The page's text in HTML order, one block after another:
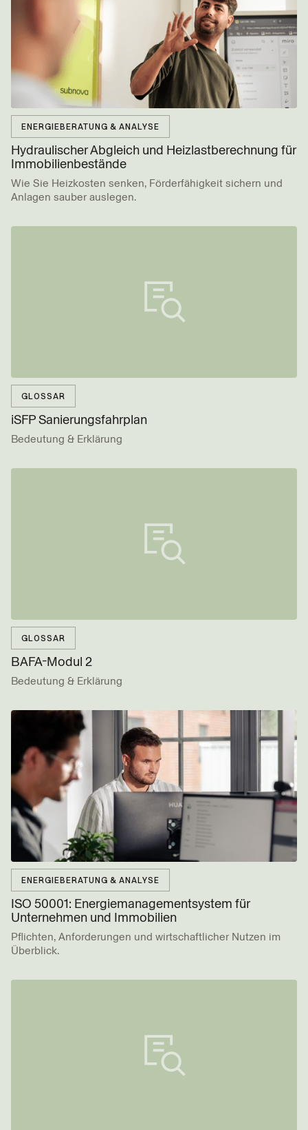
Hydraulischer Abgleich und Heiz­last­­berechnung für
Immobilien­­bestände
ENERGIEBERATUNG & ANALYSE
Wie Sie Heizkosten senken, Förderfähigkeit sichern und
Anlagen sauber auslegen.
iSFP Sanierungs­fahrplan
GLOSSAR
Bedeutung & Erklärung
BAFA-Modul 2
GLOSSAR
Bedeutung & Erklärung
ISO 50001: Energie­management­system für
Unternehmen und Immobilien
ENERGIEBERATUNG & ANALYSE
Pflichten, Anforderungen und wirtschaftlicher Nutzen im
Überblick.